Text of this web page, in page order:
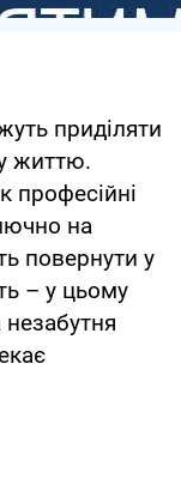
приділяти
життю.
професійні
на
повернути у
– у цьому